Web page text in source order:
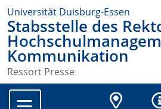
Universität Duisburg-Essen
Stabsstelle des
Kommunikation
Ressort Presse